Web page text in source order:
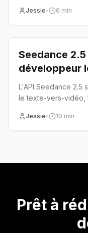
Jessie• 6 min
Lancement produit
Seedance
développeur
L'API Seedance 2.5
le texte-vers-vidéo,
Jessie• 10 min
Prêt à